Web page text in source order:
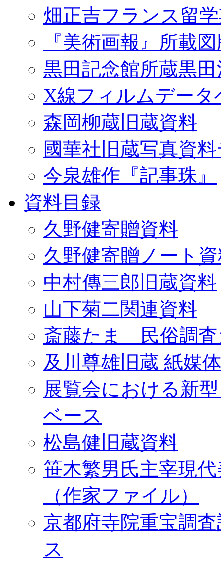
畑正吉フランス留
『美術画報』所載
黒田記念館所蔵黒
X線フィルムデータ
森岡柳蔵旧蔵資料
國華社旧蔵写真資
今泉雄作『記事珠』
資料目録
久野健寄贈資料
久野健寄贈ノート
中村傳三郎旧蔵資料
山下菊二関連資料
斎藤たま 民俗調査
及川尊雄旧蔵 紙媒
展覧会における新
ベース
松島健旧蔵資料
笹木繁男氏主宰現
（作家ファイル）
京都府寺院重宝調
ス